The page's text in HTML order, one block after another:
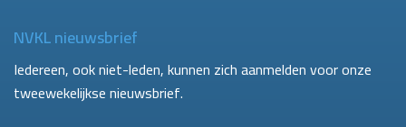
NVKL nieuwsbrief
Iedereen, ook niet-leden, kunnen zich aanmelden voor onze
tweewekelijkse nieuwsbrief.